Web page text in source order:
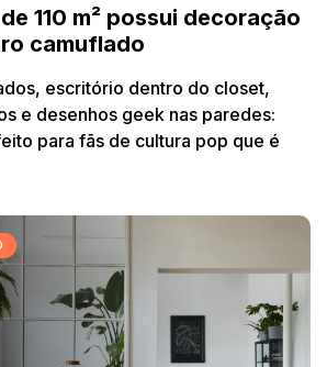
110 m² possui decoração
camuflado
escritório dentro do closet,
e desenhos geek nas paredes:
para fãs de cultura pop que é